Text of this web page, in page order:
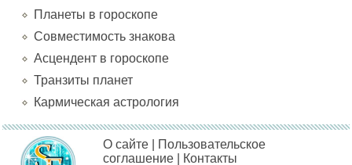
Планеты в гороскопе
Совместимость знакова
Асцендент в гороскопе
Транзиты планет
Кармическая астрология
О сайте
Пользовательское
соглашение
Контакты